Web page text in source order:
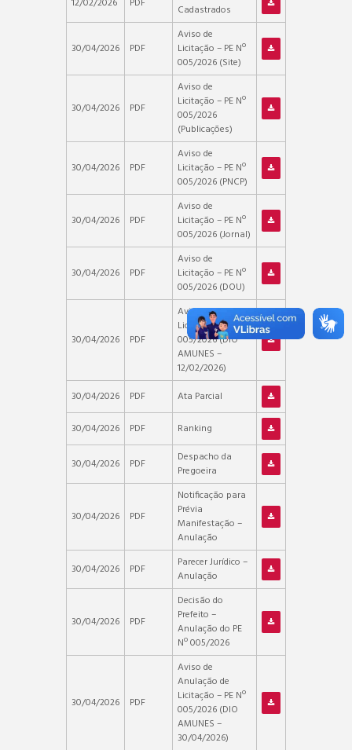
Cadastrados
30/04/2026 PDF
Aviso de
Licitação – PE Nº
005/2026 (Site)
30/04/2026 PDF
Aviso de
Licitação – PE Nº
005/2026
(Publicações)
30/04/2026 PDF
Aviso de
Licitação – PE Nº
005/2026 (PNCP)
30/04/2026 PDF
Aviso de
Licitação – PE Nº
005/2026 (Jornal)
30/04/2026 PDF
Aviso de
Licitação – PE Nº
005/2026 (DOU)
30/04/2026 PDF
Aviso de
Licitação – PE Nº
005/2026 (DIO
AMUNES –
12/02/2026)
30/04/2026
PDF Ata Parcial
30/04/2026 PDF Ranking
30/04/2026 PDF
Despacho da
Pregoeira
30/04/2026 PDF
Notificação para
Prévia
Manifestação –
Anulação
30/04/2026
PDF
Parecer Jurídico –
Anulação
30/04/2026 PDF
Decisão do
Prefeito –
Anulação do PE
Nº 005/2026
30/04/2026 PDF
Aviso de
Anulação de
Licitação – PE Nº
005/2026 (DIO
AMUNES –
30/04/2026)